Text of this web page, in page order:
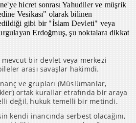
hicret sonrası Yahudiler ve müşrik
Vesikası" olarak bilinen
edildiği gibi bir "İslam Devleti" veya
Erdoğmuş, şu noktalara dikkat
bir devlet veya merkezi
arası savaşlar hakimdi.
ve grupları (Müslümanlar,
ortak kurallar etrafında bir araya
değil, hukuk temelli bir metindi.
kendi inancında serbest olacağını,